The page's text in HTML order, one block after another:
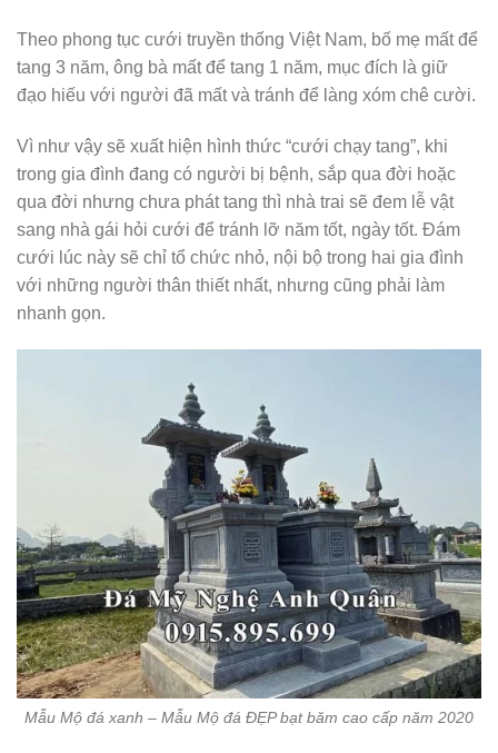
Theo phong tục cưới truyền thống Việt Nam, bố mẹ mất để
tang 3 năm, ông bà mất để tang 1 năm, mục đích là giữ
đạo hiếu với người đã mất và tránh để làng xóm chê cười.
Vì như vậy sẽ xuất hiện hình thức “cưới chạy tang”, khi
trong gia đình đang có người bị bệnh, sắp qua đời hoặc
qua đời nhưng chưa phát tang thì nhà trai sẽ đem lễ vật
sang nhà gái hỏi cưới để tránh lỡ năm tốt, ngày tốt. Đám
cưới lúc này sẽ chỉ tổ chức nhỏ, nội bộ trong hai gia đình
với những người thân thiết nhất, nhưng cũng phải làm
nhanh gọn.
Mẫu Mộ đá xanh – Mẫu Mộ đá ĐẸP bạt băm cao cấp năm 2020